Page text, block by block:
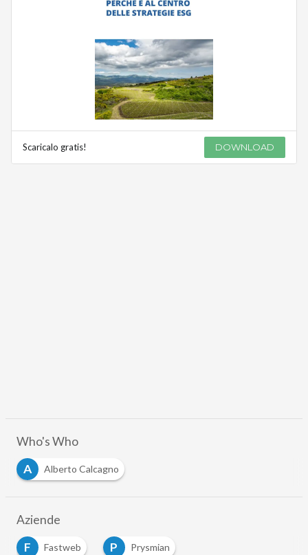
Scaricalo gratis! DOWNLOAD
Who's Who
A
Alberto Calcagno
Aziende
F
Fastweb P Prysmian